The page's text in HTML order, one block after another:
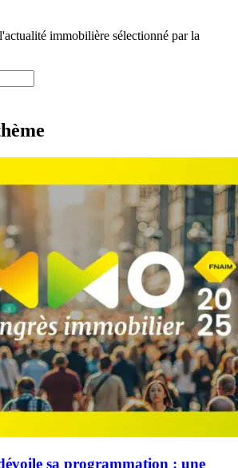
immobilière sélectionné par la
sa programmation : une